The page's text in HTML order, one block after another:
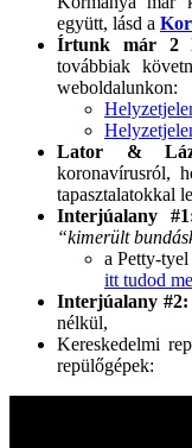
együtt, lásd a
Írtunk már 2
továbbiak
weboldalunkon:
Lator &
koronavírusról,
tapasztalatokkal
Interjúalany
“kimerült
a Petty-
itt tudod
Interjúalany #2:
nélkül,
Kereskedelmi
repülőgépek: